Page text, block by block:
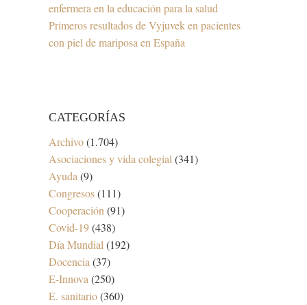
enfermera en la educación para la salud
Primeros resultados de Vyjuvek en pacientes
con piel de mariposa en España
CATEGORÍAS
Archivo(1.704)
Asociaciones y vida colegial (341)
Ayuda (9)
Congresos(111)
Cooperación (91)
Covid-19(438)
Día Mundial (192)
Docencia (37)
E-Innova (250)
E. sanitario(360)